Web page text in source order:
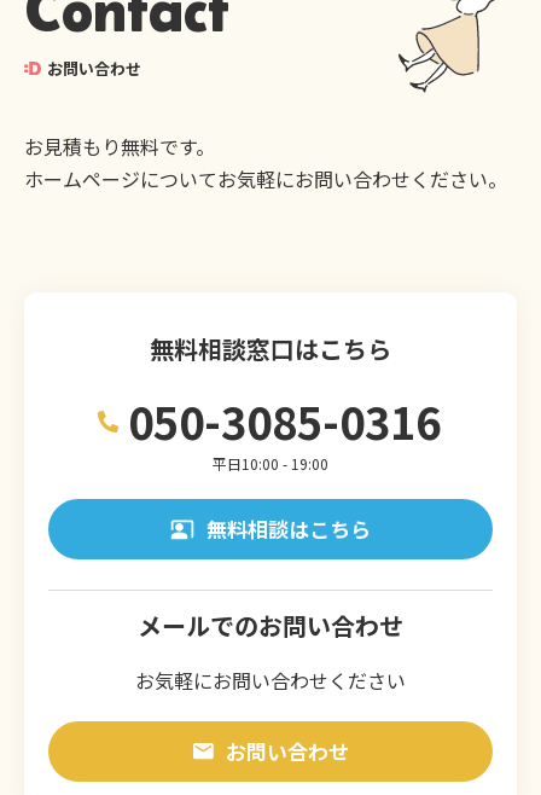
お問い合わせ
お見積もり無料です。
ホームページについてお気軽にお問い合わせください。
無料相談窓口はこちら
050-3085-0316
平日10:00 - 19:00
無料相談はこちら
メールでのお問い合わせ
お気軽にお問い合わせください
お問い合わせ